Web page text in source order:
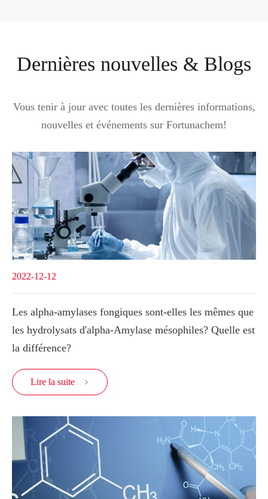
Dernières nouvelles & Blogs
Vous tenir à jour avec toutes les dernières informations,
nouvelles et événements sur Fortunachem!
2022-12-12
Les alpha-amylases fongiques sont-elles les mêmes que
les hydrolysats d'alpha-Amylase mésophiles? Quelle est
la différence?
Lire la suite 